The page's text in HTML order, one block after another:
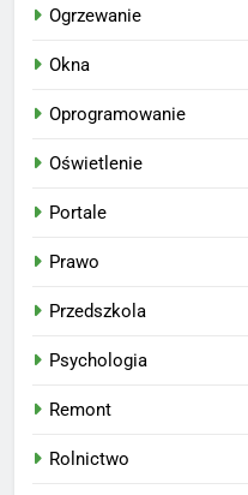
Ogrzewanie
Okna
Oprogramowanie
Oświetlenie
Portale
Prawo
Przedszkola
Psychologia
Remont
Rolnictwo